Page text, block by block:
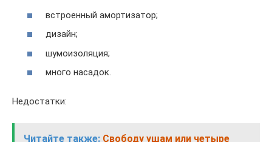
встроенный амортизатор;
дизайн;
шумоизоляция;
много насадок.
Недостатки:
Читайте также: Свободу ушам или четыре